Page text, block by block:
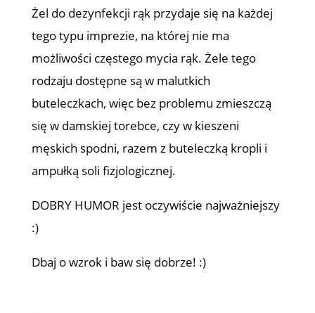
Żel do dezynfekcji rąk przydaje się na każdej
tego typu imprezie, na której nie ma
możliwości częstego mycia rąk. Żele tego
rodzaju dostępne są w malutkich
buteleczkach, więc bez problemu zmieszczą
się w damskiej torebce, czy w kieszeni
męskich spodni, razem z buteleczką kropli i
ampułką soli fizjologicznej.
DOBRY HUMOR jest oczywiście najważniejszy
:)
Dbaj o wzrok i baw się dobrze! :)